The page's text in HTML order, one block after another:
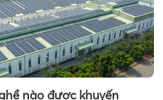
nào được khuyến